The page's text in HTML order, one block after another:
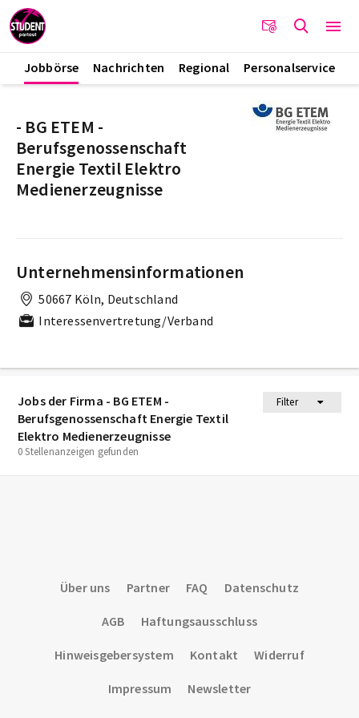
Jobbörse Nachrichten Regional Personalservice
Jobs der Firma - BG ETEM -
Berufsgenossenschaft Energie Textil
Elektro Medienerzeugnisse
Filter
0 Stellenanzeigen gefunden
- BG ETEM -
Berufsgenossenschaft
Energie Textil Elektro
Medienerzeugnisse
Unternehmensinformationen
50667 Köln, Deutschland
Interessenvertretung/Verband
Über uns Partner FAQ Datenschutz
AGB Haftungsausschluss
Hinweisgebersystem Kontakt Widerruf
Impressum Newsletter